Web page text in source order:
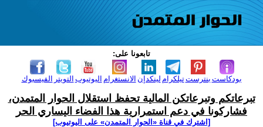
تابعونا على:
الفيسبوك التويتر اليوتيوب الانستغرام لينكدإن تيلكرامبنترست بودكاست
تبرعاتكم وتبرعاتكن المالية تحفظ استقلال الحوار المتمدن،
فشاركونا في دعم استمرارية هذا الفضاء اليساري الحر
[اشترك في قناة ‫«الحوار المتمدن» على اليوتيوب]